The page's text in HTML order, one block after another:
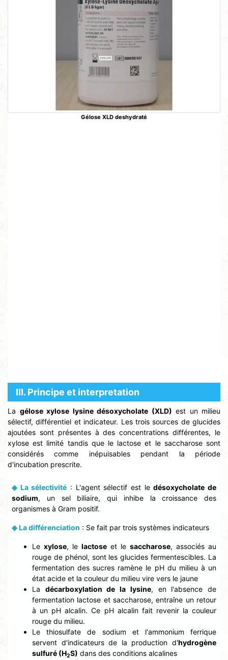
Gélose XLD deshydraté
Ⅲ. Principe et interpretation
La gélose xylose lysine désoxycholate (XLD) est un milieu
sélectif, différentiel et indicateur. Les trois sources de glucides
ajoutées sont présentes à des concentrations différentes, le
xylose est limité tandis que le lactose et le saccharose sont
considérés comme inépuisables pendant la période
d'incubation prescrite.
◈ La sélectivité : L'agent sélectif est ledésoxycholate de
sodium, un sel biliaire, qui inhibe la croissance des
organismes à Gram positif.
◈ La différenciation : Se fait par trois systèmes indicateurs
Le xylose, le lactose et le saccharose, associés au
rouge de phénol, sont les glucides fermentescibles. La
fermentation des sucres ramène le pH du milieu à un
état acide et la couleur du milieu vire vers le jaune
La décarboxylation de la lysine, en l'absence de
fermentation lactose et saccharose, entraîne un retour
à un pH alcalin. Ce pH alcalin fait revenir la couleur
rouge du milieu.
Le thiosulfate de sodium et l'ammonium ferrique
servent d'indicateurs de la production d'hydrogène
sulfuré (H2S) dans des conditions alcalines